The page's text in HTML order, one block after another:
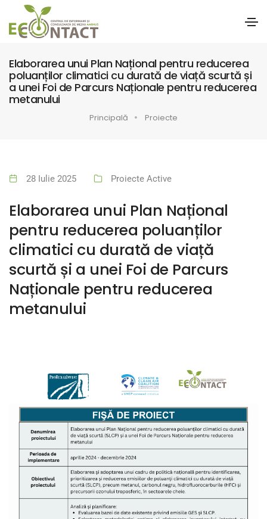
Elaborarea unui Plan Național pentru reducerea
poluanților climatici cu durată de viață scurtă și
a unei Foi de Parcurs Naționale pentru reducerea
metanului
Principală Proiecte
28 Iulie 2025 Proiecte Active
Elaborarea unui Plan Național
pentru reducerea poluanților
climatici cu durată de viață
scurtă și a unei Foi de Parcurs
Naționale pentru reducerea
metanului